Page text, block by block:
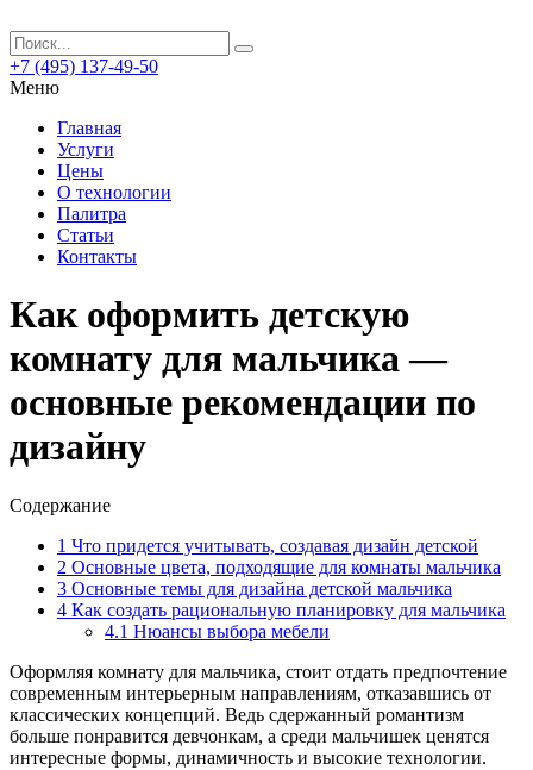
+7 (495) 137-49-50
Меню
Главная
Услуги
Цены
О технологии
Палитра
Статьи
Контакты
Как оформить детскую
комнату для мальчика —
основные рекомендации по
дизайну
Содержание
1 Что придется учитывать, создавая дизайн детской
2 Основные цвета, подходящие для комнаты мальчика
3 Основные темы для дизайна детской мальчика
4 Как создать рациональную планировку для мальчика
4.1 Нюансы выбора мебели
Оформляя комнату для мальчика, стоит отдать предпочтение
современным интерьерным направлениям, отказавшись от
классических концепций. Ведь сдержанный романтизм
больше понравится девчонкам, а среди мальчишек ценятся
интересные формы, динамичность и высокие технологии.